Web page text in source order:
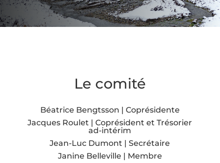
Le comité
Béatrice Bengtsson | Coprésidente
Jacques Roulet | Coprésident et Trésorier
ad-intérim
Jean-Luc Dumont | Secrétaire
Janine Belleville | Membre